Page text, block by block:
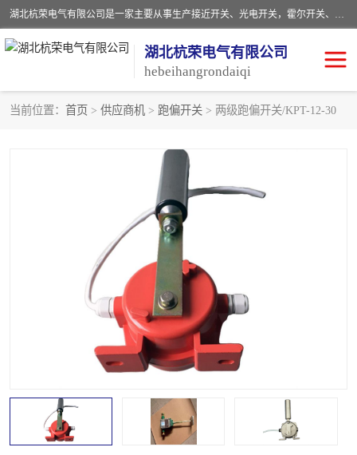
湖北杭荣电气有限公司是一家主要从事生产接近开关、光电开关，霍尔开关、两级跑偏开关、双向拉绳开关、速度监测器、皮带打滑开关、阻旋式料位开关、皮带纵向撕裂开关、溜槽堵塞开关、声光报警器、矿用磁性井筒开关等，主营行业：电气设备、仪器仪表制造, 高低压电器，成套电气设备，矿用防爆机电设备，皮带机综合保护系统，防爆电器，传感器，工矿配件，电器配件，自动化工业机器人的研发，制造，加工销售。
湖北杭荣电气有限公司
hebeihangrondaiqi
当前位置： 首页 > 供应商机 > 跑偏开关 > 两级跑偏开关/KPT-12-30
光电开关
拉绳开关
打滑开关
撕裂开关 倾斜开关